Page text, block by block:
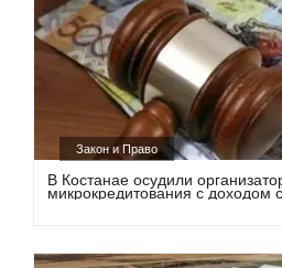
Закон и Право
В Костанае осудили
микрокредитования с доходом